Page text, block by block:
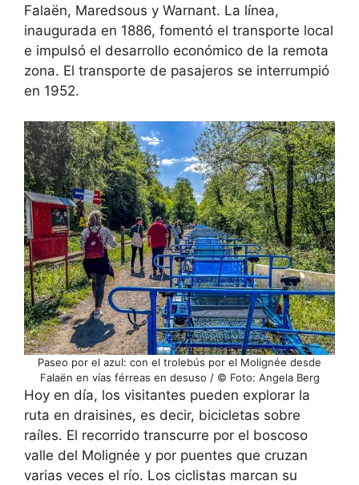
Falaën, Maredsous y Warnant. La línea,
inaugurada en 1886, fomentó el transporte local
e impulsó el desarrollo económico de la remota
zona. El transporte de pasajeros se interrumpió
en 1952.
Paseo por el azul: con el trolebús por el Molignée desde
Falaёn en vías férreas en desuso / © Foto: Angela Berg
Hoy en día, los visitantes pueden explorar la
ruta en draisines, es decir, bicicletas sobre
raíles. El recorrido transcurre por el boscoso
valle del Molignée y por puentes que cruzan
varias veces el río. Los ciclistas marcan su